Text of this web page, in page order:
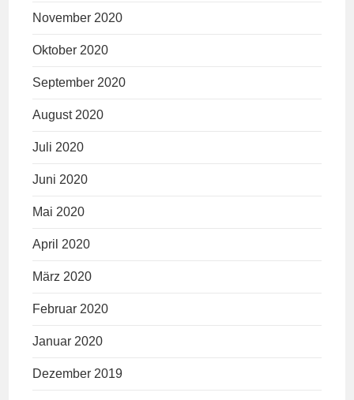
November 2020
Oktober 2020
September 2020
August 2020
Juli 2020
Juni 2020
Mai 2020
April 2020
März 2020
Februar 2020
Januar 2020
Dezember 2019